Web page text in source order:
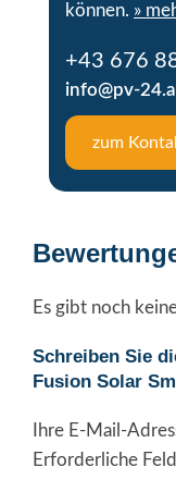
können. »
+43 676
info@pv-
zum
Es gibt noch
Schreiben Sie
Fusion Solar
Ihre E-Mail-
Erforderliche